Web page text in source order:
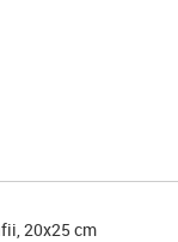
20x25 cm